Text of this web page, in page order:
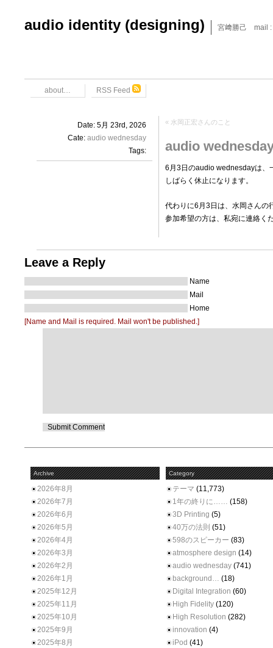
audio identity (designing) 宮﨑勝己 mail :
about… RSS Feed
Date: 5月 23rd, 2026
Cate: audio wednesday
Tags:
« 水岡正宏さんのこと
audio
6月3日のaudio wednesdayは、
しばらく休止になります。
代わりに6月3日は、水岡さんの
参加希望の方は、私宛に連絡く
Leave a Reply
Name
Mail
Home
[Name and Mail is required. Mail won't be published.]
Archive
2026年8月
2026年7月
2026年6月
2026年5月
2026年4月
2026年3月
2026年2月
2026年1月
2025年12月
2025年11月
2025年10月
2025年9月
2025年8月
Category
テーマ (11,773)
1年の終りに…… (158)
3D Printing (5)
40万の法則 (51)
598のスピーカー (83)
atmosphere design (14)
audio wednesday (741)
background… (18)
Digital Integration (60)
High Fidelity (120)
High Resolution (282)
innovation (4)
iPod (41)